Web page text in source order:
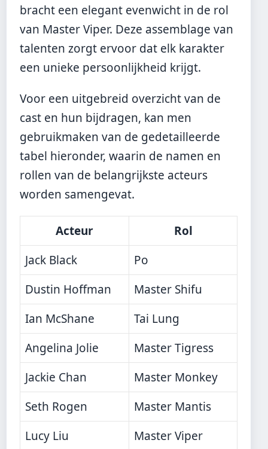
bracht een elegant evenwicht in de rol
van Master Viper. Deze assemblage van
talenten zorgt ervoor dat elk karakter
een unieke persoonlijkheid krijgt.
Voor een uitgebreid overzicht van de
cast en hun bijdragen, kan men
gebruikmaken van de gedetailleerde
tabel hieronder, waarin de namen en
rollen van de belangrijkste acteurs
worden samengevat.
Acteur
Rol
Jack Black
Po
Dustin Hoffman
Master Shifu
Ian McShane
Tai Lung
Angelina Jolie
Master Tigress
Jackie Chan
Master Monkey
Seth Rogen
Master Mantis
Lucy Liu
Master Viper